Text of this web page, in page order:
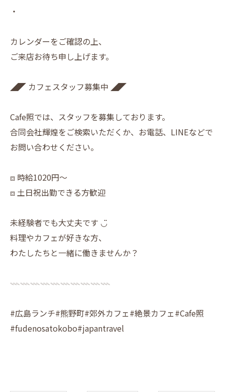
・
カレンダーをご確認の上、
ご来店お待ち申し上げます。
◢◤ カフェスタッフ募集中 ◢◤
Cafe照では、スタッフを募集しております。
合同会社輝煌をご検索いただくか、お電話、LINEなどで
お問い合わせください。
⧈ 時給1020円〜
⧈ 土日祝出勤できる方歓迎
未経験者でも大丈夫です ◡̈
料理やカフェが好きな方、
わたしたちと一緒に働きませんか？
𓇠𓇠𓇠𓇠𓇠𓇠𓇠𓇠𓇠𓇠
#広島ランチ#熊野町#郊外カフェ#絶景カフェ#Cafe照
#fudenosatokobo#japantravel